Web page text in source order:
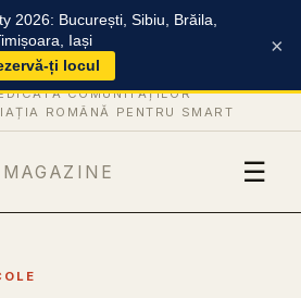
2026: București, Sibiu, Brăila,
Iași
ți locul
×
COMUNITĂȚILOR
ROMÂNĂ PENTRU SMART
MAGAZINE ☰